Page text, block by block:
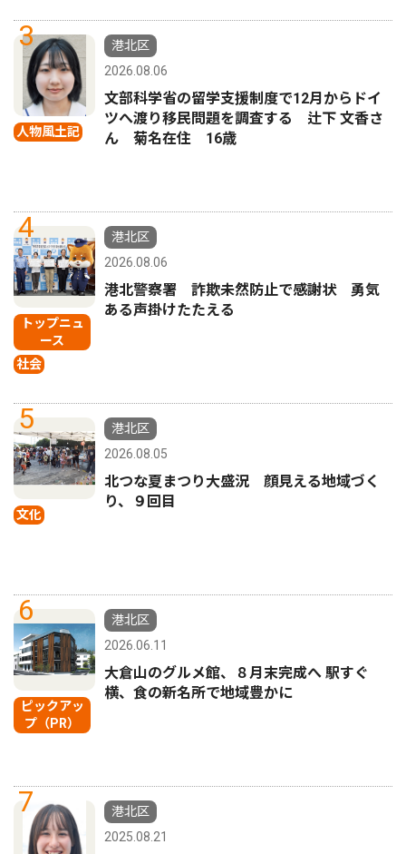
3
人物風土記
港北区
2026.08.06
文部科学省の留学支援制度で12月からドイ
ツへ渡り移民問題を調査する 辻下 文香さ
ん 菊名在住 16歳
4
トップニュ
ース
社会
港北区
2026.08.06
港北警察署 詐欺未然防止で感謝状 勇気
ある声掛けたたえる
5
文化
港北区
2026.08.05
北つな夏まつり大盛況 顔見える地域づく
り、９回目
6
ピックアッ
プ（PR）
港北区
2026.06.11
大倉山のグルメ館、８月末完成へ 駅すぐ
横、食の新名所で地域豊かに
7
港北区
2025.08.21